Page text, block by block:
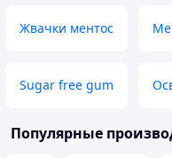
Жвачки ментос
Sugar free gum
Популярные